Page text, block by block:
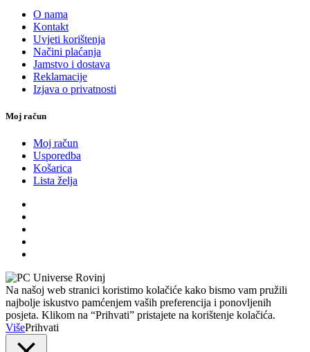
O nama
Kontakt
Uvjeti korištenja
Načini plaćanja
Jamstvo i dostava
Reklamacije
Izjava o privatnosti
Moj račun
Moj račun
Usporedba
Košarica
Lista želja
Na našoj web stranici koristimo kolačiće kako bismo vam pružili
najbolje iskustvo pamćenjem vaših preferencija i ponovljenih
posjeta. Klikom na “Prihvati” pristajete na korištenje kolačića.
VišePrihvati